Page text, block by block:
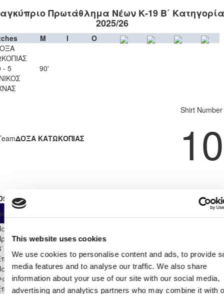
This website uses cookies
We use cookies to personalise content and ads, to provide
media features and to analyse our traffic. We also share
information about your use of our site with our social media,
advertising and analytics partners who may combine it with
Πρωτάθλημα Νέων Κ-19 Β΄
2025/26
M I
O
- 5
90'
ΔΟΞΑ ΚΑΤΩΚΟΠΙΑΣ
Shirt Number
10
STATS 2025 - 2026
Substitute Start
Νέων Κ-19
Κατηγορίας 2025/26
1 0
Κατηγορία
Κ-16 2025/26 - Α' 1 0 1 0 0 0 90
Κατηγορία